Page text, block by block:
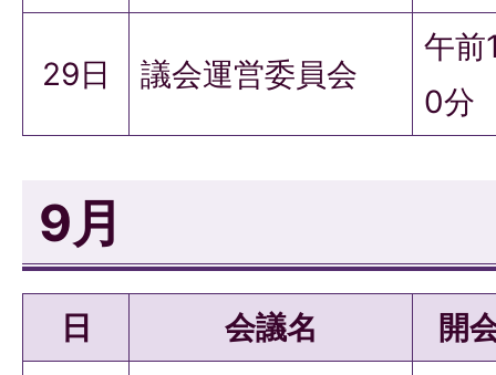
29日 議会運営委員会
午前
0分
9月
日 会議名 開